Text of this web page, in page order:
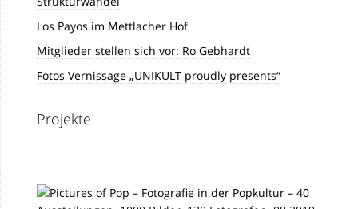
Los Payos im Mettlacher Hof
Mitglieder stellen sich vor: Ro Gebhardt
Fotos Vernissage „UNIKULT proudly presents“
Projekte